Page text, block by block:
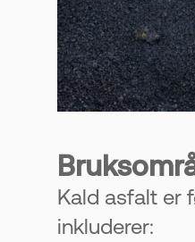
Kald asfalt er
inkluderer: